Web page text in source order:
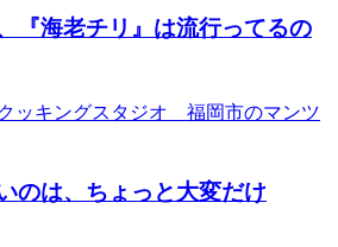
『海老チリ』は流行ってるの
のは、ちょっと大変だけ